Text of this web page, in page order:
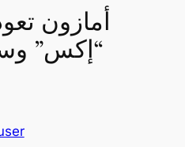
أمازون
“إكس”